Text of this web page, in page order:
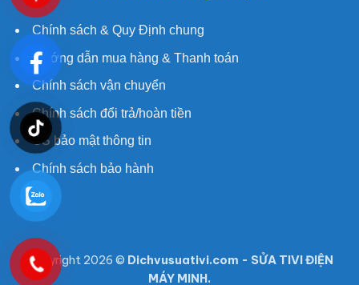
Chính sách & Quy Định chung
Hướng dẫn mua hàng & Thanh toán
Chính sách vận chuyển
Chính sách đổi trả/hoàn tiền
CS bảo mật thông tin
Chính sách bảo hành
Copyright 2026 © Dichvusuativi.com - SỬA TIVI ĐIỆN
MÁY MINH.